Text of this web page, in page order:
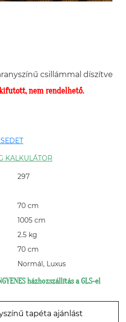
csillámmal díszítve
nem rendelhető.
KALKULÁTOR
297
70 cm
1005 cm
2.5 kg
70 cm
Normál, Luxus
házhozszállítás a GLS-el
tapéta ajánlást